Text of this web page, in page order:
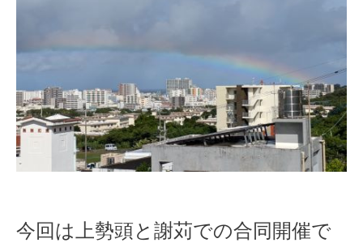
今回は上勢頭と謝苅での合同開催で